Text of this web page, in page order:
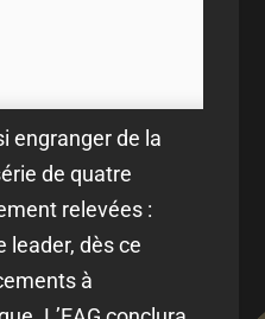
engranger de la
de quatre
relevées :
leader, dès ce
à